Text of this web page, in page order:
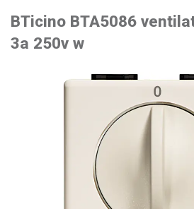
BTicino BTA5086
3a 250v w